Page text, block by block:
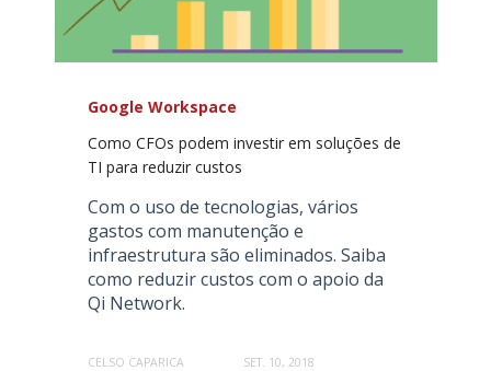
Google Workspace
Como CFOs podem investir em soluções de
TI para reduzir custos
Com o uso de tecnologias, vários
gastos com manutenção e
infraestrutura são eliminados. Saiba
como reduzir custos com o apoio da
Qi Network.
CELSO CAPARICA SET. 10, 2018